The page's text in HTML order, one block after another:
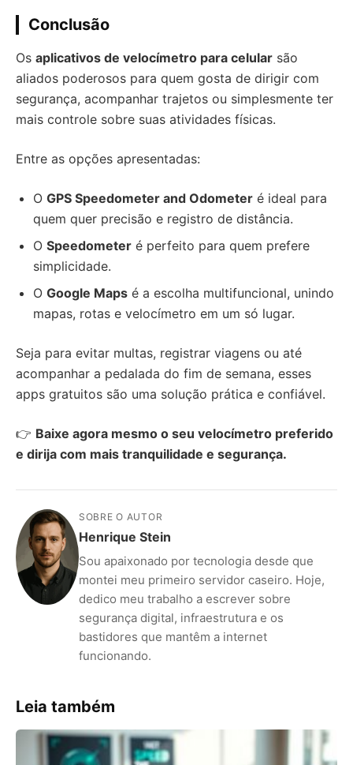
Conclusão
Os aplicativos de velocímetro para celular são
aliados poderosos para quem gosta de dirigir com
segurança, acompanhar trajetos ou simplesmente ter
mais controle sobre suas atividades físicas.
Entre as opções apresentadas:
O GPS Speedometer and Odometer é ideal para
quem quer precisão e registro de distância.
O Speedometer é perfeito para quem prefere
simplicidade.
O Google Maps é a escolha multifuncional, unindo
mapas, rotas e velocímetro em um só lugar.
Seja para evitar multas, registrar viagens ou até
acompanhar a pedalada do fim de semana, esses
apps gratuitos são uma solução prática e confiável.
👉 Baixe agora mesmo o seu velocímetro preferido
e dirija com mais tranquilidade e segurança.
SOBRE O AUTOR
Henrique Stein
Sou apaixonado por tecnologia desde que
montei meu primeiro servidor caseiro. Hoje,
dedico meu trabalho a escrever sobre
segurança digital, infraestrutura e os
bastidores que mantêm a internet
funcionando.
Leia também